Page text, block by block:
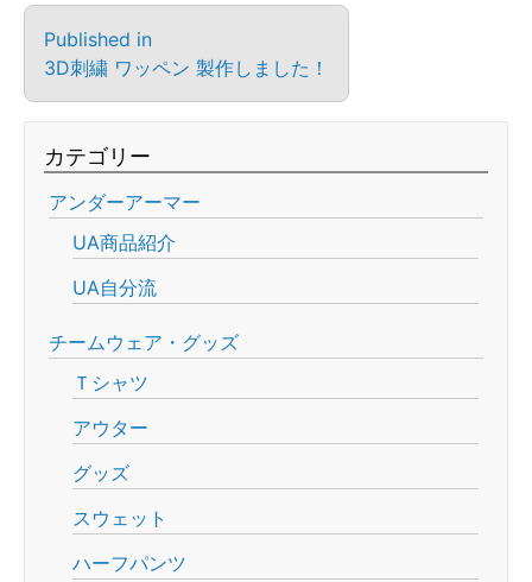
Published in
3D刺繍 ワッペン 製作しました！
カテゴリー
アンダーアーマー
UA商品紹介
UA自分流
チームウェア・グッズ
Ｔシャツ
アウター
グッズ
スウェット
ハーフパンツ